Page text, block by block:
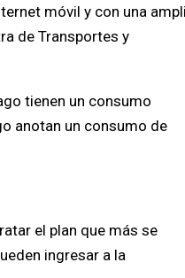
móvil y con una
de Transportes y
tienen un consumo
anotan un consumo de
el plan que más se
ingresar a la